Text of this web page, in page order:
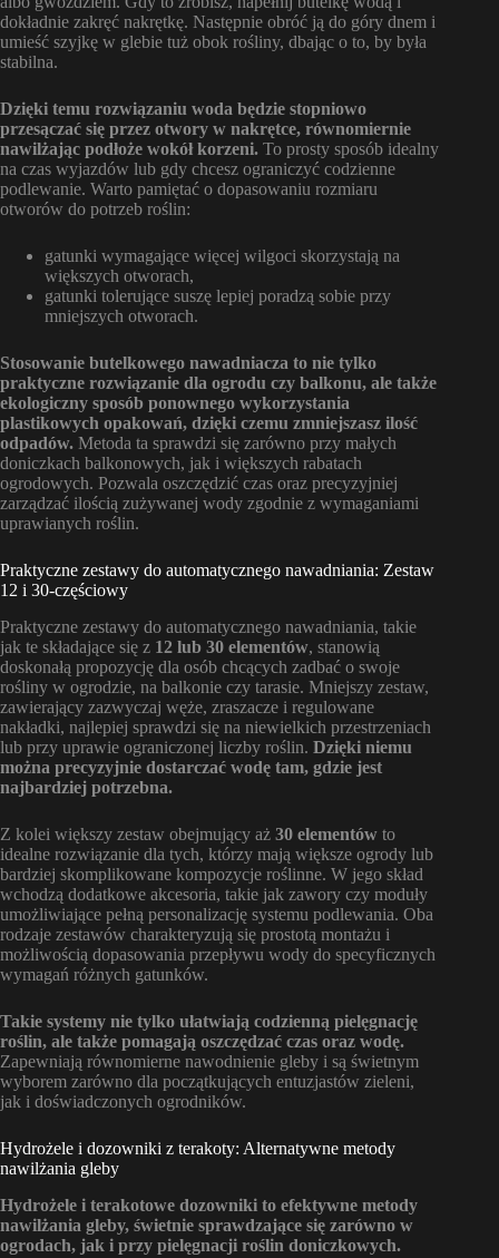
dokładnie zakręć nakrętkę. Następnie obróć ją do góry dnem i
umieść szyjkę w glebie tuż obok rośliny, dbając o to, by była
stabilna.
Dzięki temu rozwiązaniu woda będzie stopniowo
przesączać się przez otwory w nakrętce, równomiernie
nawilżając podłoże wokół korzeni. To prosty sposób idealny
na czas wyjazdów lub gdy chcesz ograniczyć codzienne
podlewanie. Warto pamiętać o dopasowaniu rozmiaru
otworów do potrzeb roślin:
gatunki wymagające więcej wilgoci skorzystają na
większych otworach,
gatunki tolerujące suszę lepiej poradzą sobie przy
mniejszych otworach.
Stosowanie butelkowego nawadniacza to nie tylko
praktyczne rozwiązanie dla ogrodu czy balkonu, ale także
ekologiczny sposób ponownego wykorzystania
plastikowych opakowań, dzięki czemu zmniejszasz ilość
odpadów. Metoda ta sprawdzi się zarówno przy małych
doniczkach balkonowych, jak i większych rabatach
ogrodowych. Pozwala oszczędzić czas oraz precyzyjniej
zarządzać ilością zużywanej wody zgodnie z wymaganiami
uprawianych roślin.
Praktyczne zestawy do automatycznego nawadniania: Zestaw
12 i 30-częściowy
Praktyczne zestawy do automatycznego nawadniania, takie
jak te składające się z 12 lub 30 elementów, stanowią
doskonałą propozycję dla osób chcących zadbać o swoje
rośliny w ogrodzie, na balkonie czy tarasie. Mniejszy zestaw,
zawierający zazwyczaj węże, zraszacze i regulowane
nakładki, najlepiej sprawdzi się na niewielkich przestrzeniach
lub przy uprawie ograniczonej liczby roślin. Dzięki niemu
można precyzyjnie dostarczać wodę tam, gdzie jest
najbardziej potrzebna.
Z kolei większy zestaw obejmujący aż 30 elementów to
idealne rozwiązanie dla tych, którzy mają większe ogrody lub
bardziej skomplikowane kompozycje roślinne. W jego skład
wchodzą dodatkowe akcesoria, takie jak zawory czy moduły
umożliwiające pełną personalizację systemu podlewania. Oba
rodzaje zestawów charakteryzują się prostotą montażu i
możliwością dopasowania przepływu wody do specyficznych
wymagań różnych gatunków.
Takie systemy nie tylko ułatwiają codzienną pielęgnację
roślin, ale także pomagają oszczędzać czas oraz wodę.
Zapewniają równomierne nawodnienie gleby i są świetnym
wyborem zarówno dla początkujących entuzjastów zieleni,
jak i doświadczonych ogrodników.
Hydrożele i dozowniki z terakoty: Alternatywne metody
nawilżania gleby
Hydrożele i terakotowe dozowniki to efektywne metody
nawilżania gleby, świetnie sprawdzające się zarówno w
ogrodach, jak i przy pielęgnacji roślin doniczkowych.